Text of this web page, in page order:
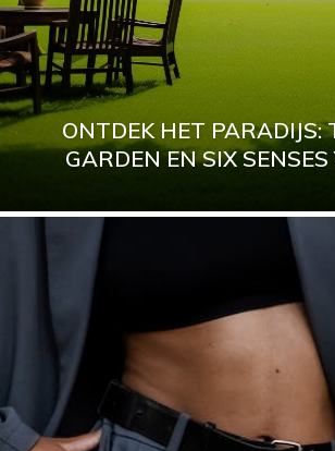
ONTDEK HET PARADIJS:
GARDEN EN SIX SENSES